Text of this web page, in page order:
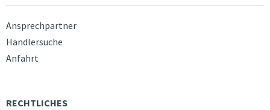
Ansprechpartner
Händlersuche
Anfahrt
RECHTLICHES